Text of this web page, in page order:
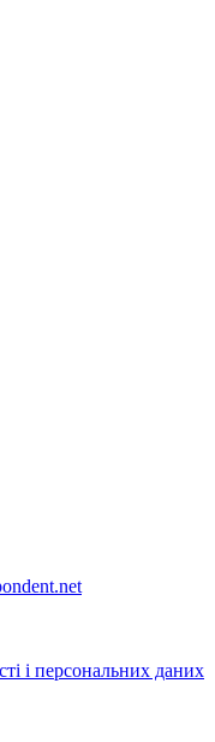
і персональних даних